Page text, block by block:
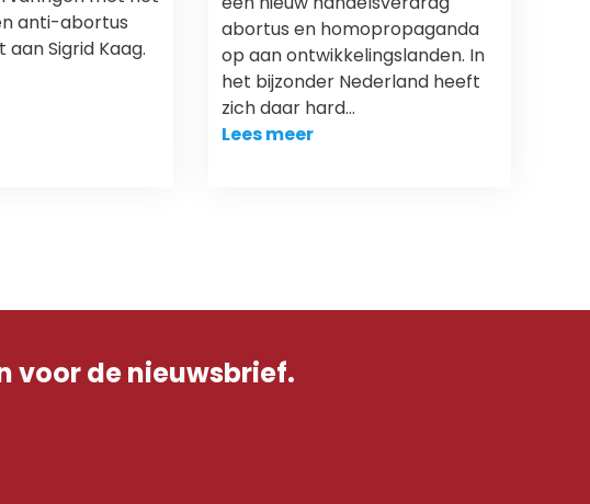
anti-abortus
Sigrid Kaag.
abortus en homopropaganda
op aan ontwikkelingslanden. In
het bijzonder Nederland heeft
zich daar hard…
Lees meer
voor de nieuwsbrief.